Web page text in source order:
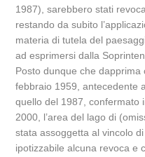
1987), sarebbero stati
restando da subito
materia di tutela del
ad esprimersi dalla
Posto dunque che
febbraio 1959, antecedente
quello del 1987, confermato
2000, l’area del lago di
stata assoggetta al vincolo
ipotizzabile alcuna revoca e